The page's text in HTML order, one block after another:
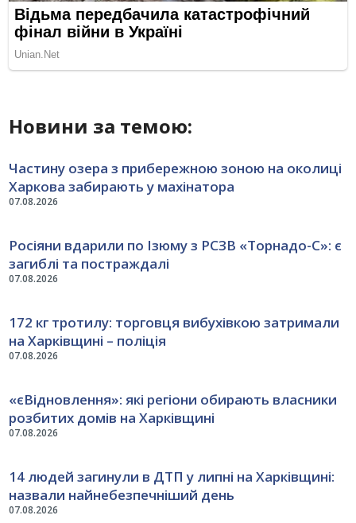
Новини за темою:
07.08.2026
Частину озера з прибережною зоною на околиці
Харкова забирають у махінатора
07.08.2026
Росіяни вдарили по Ізюму з РСЗВ «Торнадо-С»: є
загиблі та постраждалі
07.08.2026
172 кг тротилу: торговця вибухівкою затримали
на Харківщині – поліція
07.08.2026
«єВідновлення»: які регіони обирають власники
розбитих домів на Харківщині
07.08.2026
14 людей загинули в ДТП у липні на Харківщині:
назвали найнебезпечніший день